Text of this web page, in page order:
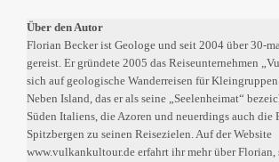
Über den Autor
Florian Becker ist Geologe und seit 2004 über 30-
gereist. Er gründete 2005 das Reiseunternehmen
sich auf geologische Wanderreisen für
Neben Island, das er als seine „Seelenheimat“
Süden Italiens, die Azoren und neuerdings auch die
Spitzbergen zu seinen Reisezielen. Auf der Website
www.vulkankultour.de erfahrt ihr mehr über Florian,